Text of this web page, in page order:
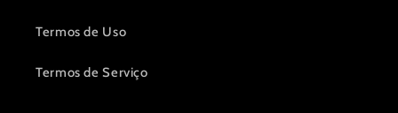
Termos de Uso
Termos de Serviço